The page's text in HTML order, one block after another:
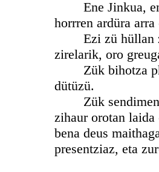
Ene Jinkua, ene
horrren ardüra
Ezi zü hüllan
zirelarik, oro
Zük bihotza
dütüzü.
Zük sendimentü
zihaur orotan
bena deus
presentziaz, eta